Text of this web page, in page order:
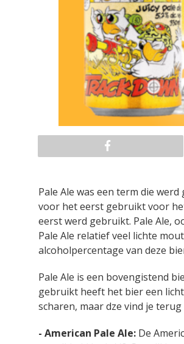
Pale Ale was een term die
voor het eerst gebruikt voor
eerst werd gebruikt. Pale Ale,
Pale Ale relatief veel lichte
alcoholpercentage van deze
Pale Ale is een bovengistend
gebruikt heeft het bier een
scharen, maar dze vind je
- American Pale Ale: De